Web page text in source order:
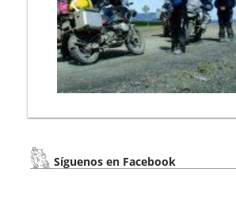
Síguenos en Facebook